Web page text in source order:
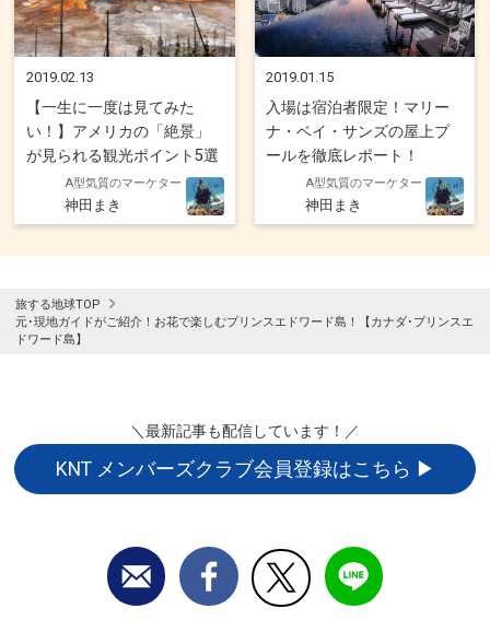
2019.02.13
【一生に一度は見てみた
い！】アメリカの「絶景」
が見られる観光ポイント5選
A型気質のマーケター
神田まき
2019.01.15
入場は宿泊者限定！マリー
ナ・ベイ・サンズの屋上プ
ールを徹底レポート！
A型気質のマーケター
神田まき
旅する地球TOP
元･現地ガイドがご紹介！お花で楽しむプリンスエドワード島！【カナダ･プリンスエ
ドワード島】
＼最新記事も配信しています！／
KNT メンバーズクラブ会員登録はこちら